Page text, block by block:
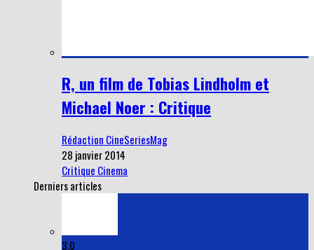
R, un film de Tobias Lindholm et
Michael Noer : Critique
Rédaction CineSeriesMag
28 janvier 2014
Critique Cinema
Derniers articles
3.0